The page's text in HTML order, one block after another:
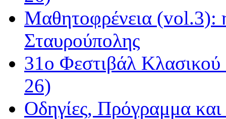
Μαθητοφρένεια (vol.3):
Σταυρούπολης
31ο Φεστιβάλ
26)
Οδηγίες, Πρόγραμμα και